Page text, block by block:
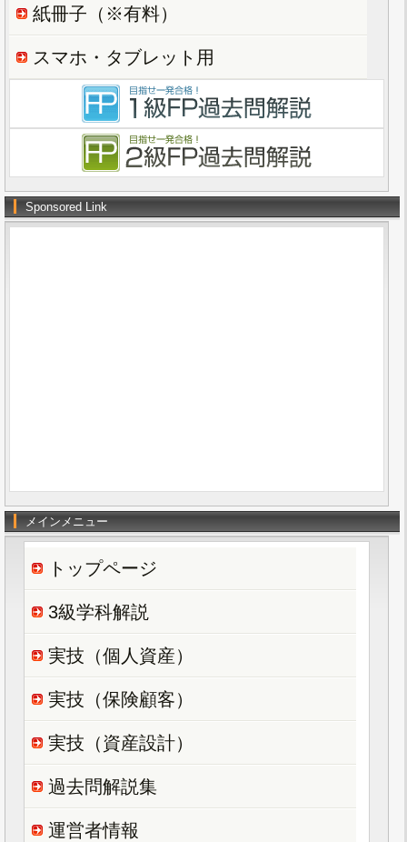
紙冊子（※有料）
スマホ・タブレット用
Sponsored Link
メインメニュー
トップページ
3級学科解説
実技（個人資産）
実技（保険顧客）
実技（資産設計）
過去問解説集
運営者情報